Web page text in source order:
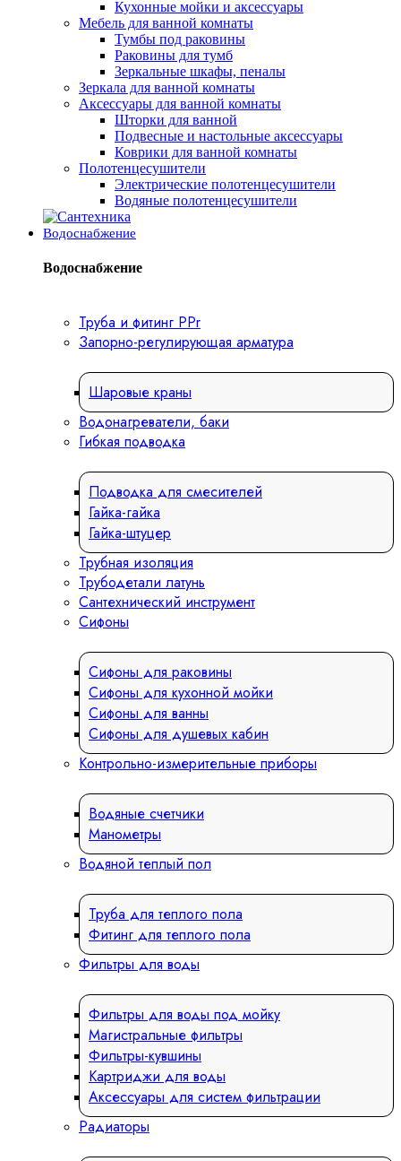
Кухонные мойки и аксессуары
Мебель для ванной комнаты
Тумбы под раковины
Раковины для тумб
Зеркальные шкафы, пеналы
Зеркала для ванной комнаты
Аксессуары для ванной комнаты
Шторки для ванной
Подвесные и настольные аксессуары
Коврики для ванной комнаты
Полотенцесушители
Электрические полотенцесушители
Водяные полотенцесушители
Водоснабжение
Водоснабжение
Труба и фитинг PPr
Запорно-регулирующая арматура
Шаровые краны
Водонагреватели, баки
Гибкая подводка
Подводка для смесителей
Гайка-гайка
Гайка-штуцер
Трубная изоляция
Трубодетали латунь
Сантехнический инструмент
Сифоны
Сифоны для раковины
Сифоны для кухонной мойки
Сифоны для ванны
Сифоны для душевых кабин
Контрольно-измерительные приборы
Водяные счетчики
Манометры
Водяной теплый пол
Труба для теплого пола
Фитинг для теплого пола
Фильтры для воды
Фильтры для воды под мойку
Магистральные фильтры
Фильтры-кувшины
Картриджи для воды
Аксессуары для систем фильтрации
Радиаторы